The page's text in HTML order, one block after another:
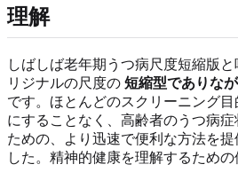
理解
しばしば老年期うつ病尺度短縮版
リジナルの尺度の 短縮型でありな
です。ほとんどのスクリーニング
にすることなく、高齢者のうつ病
ための、より迅速で便利な方法を
した。精神的健康を理解するための